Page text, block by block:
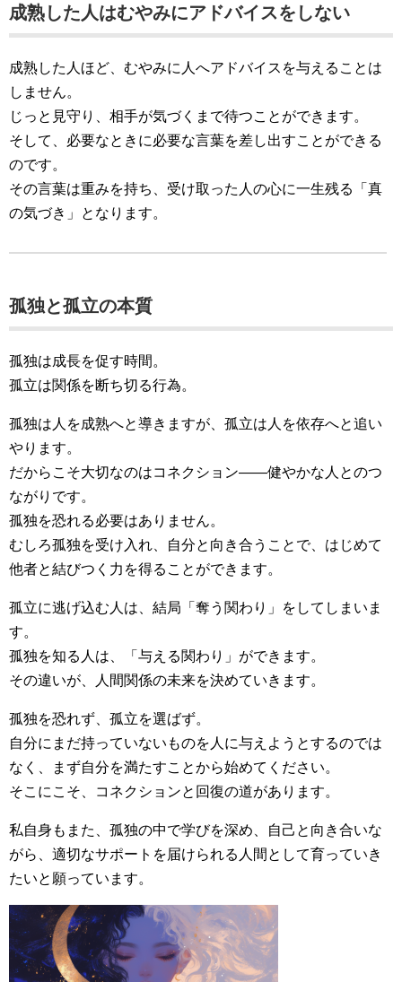
成熟した人はむやみにアドバイスをしない
成熟した人ほど、むやみに人へアドバイスを与えることは
しません。
じっと見守り、相手が気づくまで待つことができます。
そして、必要なときに必要な言葉を差し出すことができる
のです。
その言葉は重みを持ち、受け取った人の心に一生残る「真
の気づき」となります。
孤独と孤立の本質
孤独は成長を促す時間。
孤立は関係を断ち切る行為。
孤独は人を成熟へと導きますが、孤立は人を依存へと追い
やります。
だからこそ大切なのはコネクション――健やかな人とのつ
ながりです。
孤独を恐れる必要はありません。
むしろ孤独を受け入れ、自分と向き合うことで、はじめて
他者と結びつく力を得ることができます。
孤立に逃げ込む人は、結局「奪う関わり」をしてしまいま
す。
孤独を知る人は、「与える関わり」ができます。
その違いが、人間関係の未来を決めていきます。
孤独を恐れず、孤立を選ばず。
自分にまだ持っていないものを人に与えようとするのでは
なく、まず自分を満たすことから始めてください。
そこにこそ、コネクションと回復の道があります。
私自身もまた、孤独の中で学びを深め、自己と向き合いな
がら、適切なサポートを届けられる人間として育っていき
たいと願っています。